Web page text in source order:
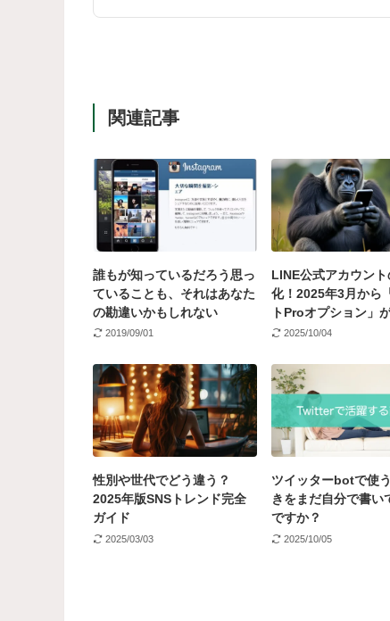
関連記事
誰もが知っているだろう思っ
ていることも、それはあなた
の勘違いかもしれない
2019/09/01
LINE公式アカウント
化！2025年3月から
トProオプション」
2025/10/04
性別や世代でどう違う？
2025年版SNSトレンド完全
ガイド
2025/03/03
ツイッターbotで使
きをまだ自分で書い
ですか？
2025/10/05